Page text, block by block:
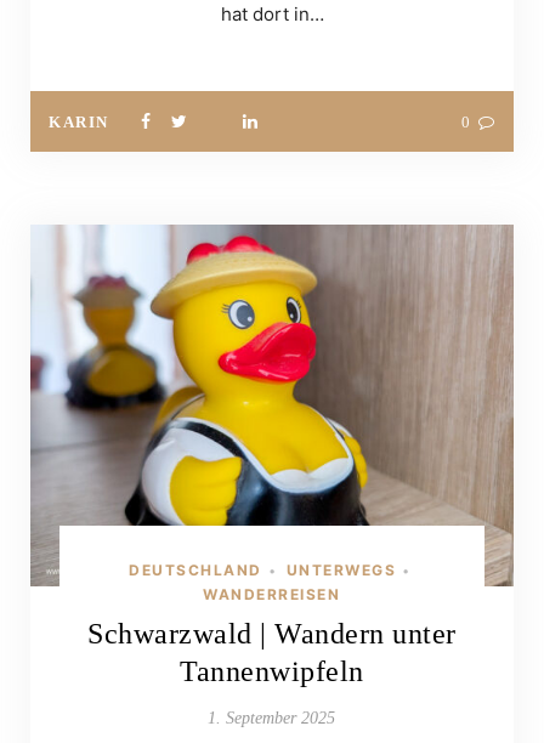
hat dort in…
KARIN 0
DEUTSCHLAND • UNTERWEGS •
WANDERREISEN
Schwarzwald | Wandern unter
Tannenwipfeln
1. September 2025